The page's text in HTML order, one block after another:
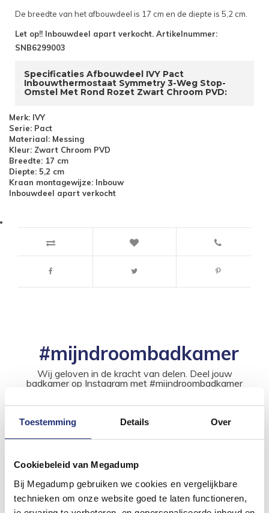
Toestemming Details Over
Cookiebeleid van Megadump
Bij Megadump gebruiken we cookies en vergelijkbare
technieken om onze website goed te laten functioneren,
De breedte van het afbouwdeel is 17 cm en de diepte is 5,2 cm.
Let op!! Inbouwdeel apart verkocht. Artikelnummer:
SNB6299003
Specificaties Afbouwdeel IVY Pact
Inbouwthermostaat Symmetry 3-Weg Stop-
Omstel Met Rond Rozet Zwart Chroom PVD:
Merk: IVY
Serie: Pact
Materiaal: Messing
Kleur: Zwart Chroom PVD
Breedte: 17 cm
Diepte: 5,2 cm
Kraan montagewijze: Inbouw
Inbouwdeel apart verkocht
#mijndroombadkamer
Wij geloven in de kracht van delen. Deel jouw
badkamer op Instagram met #mijndroombadkamer
inspirerende omgeving vol met unieke